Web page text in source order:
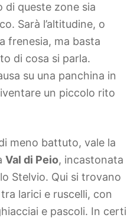
di queste zone sia
Sarà l’altitudine, o
frenesia, ma basta
di cosa si parla.
su una panchina in
un piccolo rito
meno battuto, vale la
Val di Peio, incastonata
Stelvio. Qui si trovano
larici e ruscelli, con
e pascoli. In certi